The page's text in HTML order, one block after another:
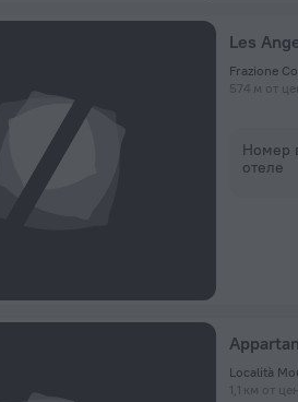
Les
Frazione
574 м от
Номер
отеле
Località
1,1 км от